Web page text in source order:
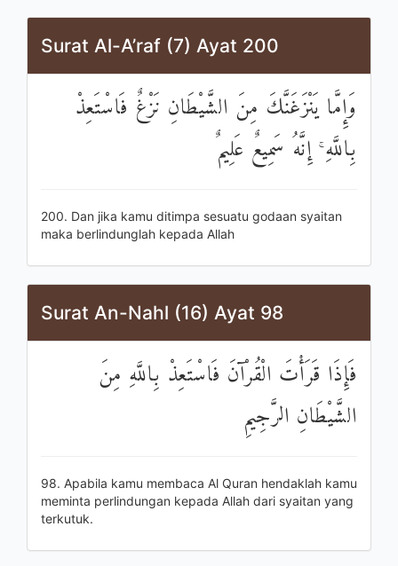
Surat Al-A’raf (7) Ayat 200
وَإِمَّا يَنْزَغَنَّكَ مِنَ الشَّيْطَانِ نَزْغٌ فَاسْتَعِذْ
بِاللَّهِ ۚ إِنَّهُ سَمِيعٌ عَلِيمٌ
200. Dan jika kamu ditimpa sesuatu godaan syaitan
maka berlindunglah kepada Allah
Surat An-Nahl (16) Ayat 98
فَإِذَا قَرَأْتَ الْقُرْآنَ فَاسْتَعِذْ بِاللَّهِ مِنَ
الشَّيْطَانِ الرَّجِيمِ
98. Apabila kamu membaca Al Quran hendaklah kamu
meminta perlindungan kepada Allah dari syaitan yang
terkutuk.